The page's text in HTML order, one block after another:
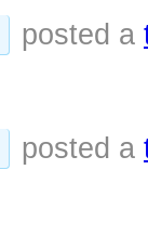
posted a
posted a